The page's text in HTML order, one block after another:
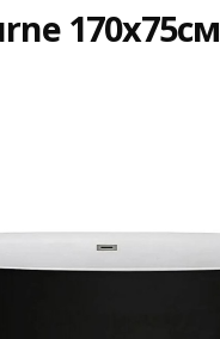
170x75см